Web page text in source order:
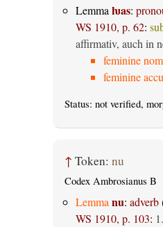
Lemma ƕas:
WS 1910, p. 62:
affirmativ, auch in
feminine
feminine
Status: not verified,
↑ Token: nu
Codex Ambrosianus B
Lemma nu: adverb
WS 1910, p. 103: 1.